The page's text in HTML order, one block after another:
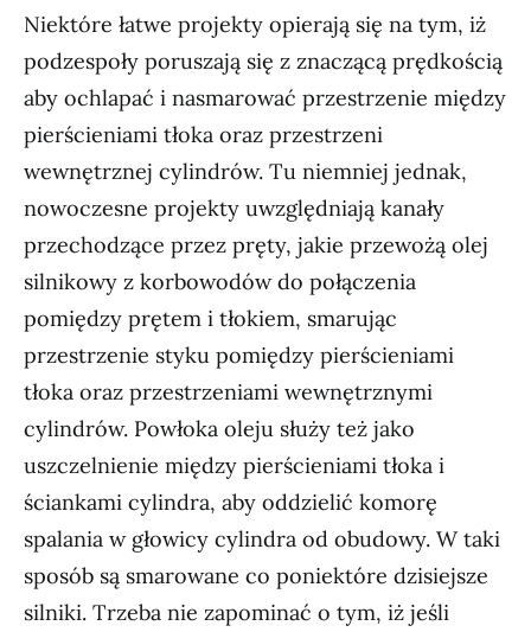
Niektóre łatwe projekty opierają się na tym, iż
podzespoły poruszają się z znaczącą prędkością
aby ochlapać i nasmarować przestrzenie między
pierścieniami tłoka oraz przestrzeni
wewnętrznej cylindrów. Tu niemniej jednak,
nowoczesne projekty uwzględniają kanały
przechodzące przez pręty, jakie przewożą olej
silnikowy z korbowodów do połączenia
pomiędzy prętem i tłokiem, smarując
przestrzenie styku pomiędzy pierścieniami
tłoka oraz przestrzeniami wewnętrznymi
cylindrów. Powłoka oleju służy też jako
uszczelnienie między pierścieniami tłoka i
ściankami cylindra, aby oddzielić komorę
spalania w głowicy cylindra od obudowy. W taki
sposób są smarowane co poniektóre dzisiejsze
silniki. Trzeba nie zapominać o tym, iż jeśli